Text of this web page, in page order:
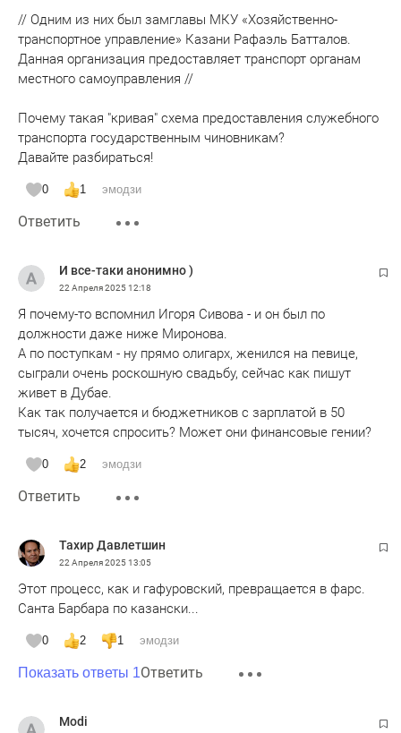
// Одним из них был замглавы МКУ «Хозяйственно-
транспортное управление» Казани Рафаэль Батталов.
Данная организация предоставляет транспорт органам
местного самоуправления //
Почему такая "кривая" схема предоставления служебного
транспорта государственным чиновникам?
Давайте разбираться!
0 1 эмодзи
Ответить
И все-таки анонимно )
22 Апреля 202512:18
Я почему-то вспомнил Игоря Сивова - и он был по
должности даже ниже Миронова.
А по поступкам - ну прямо олигарх, женился на певице,
сыграли очень роскошную свадьбу, сейчас как пишут
живет в Дубае.
Как так получается и бюджетников с зарплатой в 50
тысяч, хочется спросить? Может они финансовые гении?
0 2 эмодзи
Ответить
Тахир Давлетшин
22 Апреля 202513:05
Этот процесс, как и гафуровский, превращается в фарс.
Санта Барбара по казански...
0 2 1 эмодзи
Показать ответы 1Ответить
Modi